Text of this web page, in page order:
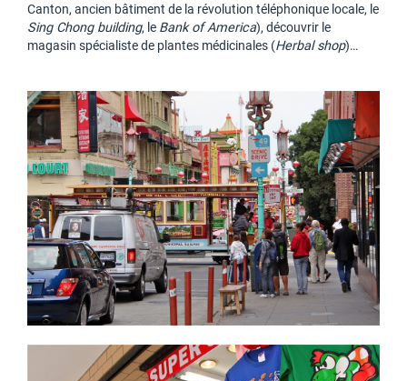
Canton, ancien bâtiment de la révolution téléphonique locale, le
Sing Chong building, le Bank of America), découvrir le
magasin spécialiste de plantes médicinales (Herbal shop)…